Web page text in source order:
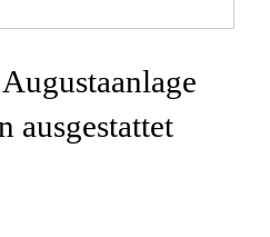
ausgestattet